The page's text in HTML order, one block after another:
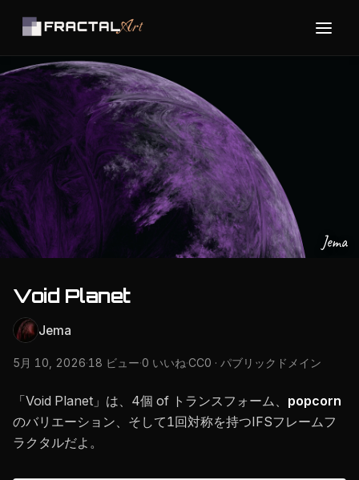
Jema
Void Planet
Jema
5月 10, 2026·18 ビュー·0 いいね·CC0 · パブリックドメイン
「Void Planet」は、4個 of トランスフォーム、 popcorn
のバリエーション、そして1回対称を持つIFSフレームフ
ラクタルだよ。